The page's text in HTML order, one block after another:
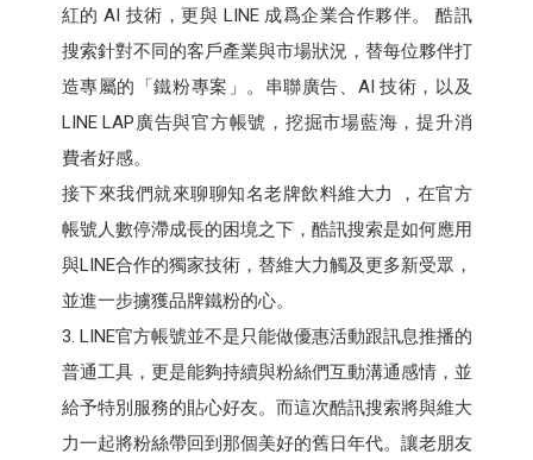
紅的 AI 技術，更與 LINE 成爲企業合作夥伴。 酷訊
搜索針對不同的客戶產業與市場狀況，替每位夥伴打
造專屬的「鐵粉專案」。串聯廣告、AI 技術，以及
LINE LAP廣告與官方帳號，挖掘市場藍海，提升消
費者好感。
接下來我們就來聊聊知名老牌飲料維大力 ，在官方
帳號人數停滯成長的困境之下，酷訊搜索是如何應用
與LINE合作的獨家技術，替維大力觸及更多新受眾，
並進一步擄獲品牌鐵粉的心。
3. LINE官方帳號並不是只能做優惠活動跟訊息推播的
普通工具，更是能夠持續與粉絲們互動溝通感情，並
給予特別服務的貼心好友。而這次酷訊搜索將與維大
力一起將粉絲帶回到那個美好的舊日年代。讓老朋友